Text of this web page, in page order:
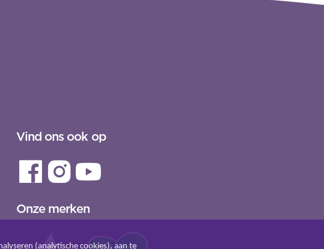
Vind ons ook op
Onze merken
(analytische cookies), aan te